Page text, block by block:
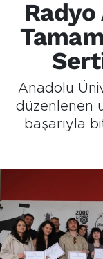
Radyo
Anadolu
düzenlenen
başarıyla